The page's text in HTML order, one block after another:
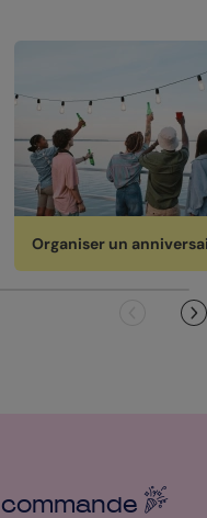
commande